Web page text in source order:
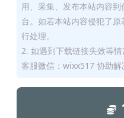
用、采集、发布本站内容
台。如若本站内容侵犯了
行处理。
2. 如遇到下载链接失效等
客服微信：wixx517 协助解